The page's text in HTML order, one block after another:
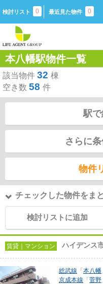
検討リスト 0 最近見た物件 0
本八幡駅物件一覧
該当物件 32 棟
空き数 58 件
駅
さらに
物件
チェックした物件をま
検討リストに追加
賃貸｜マンション ハイデンス市
総武線 「 本八幡
京成本線 「 菅野